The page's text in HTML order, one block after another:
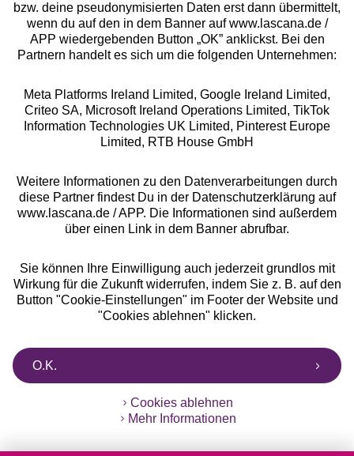
Rechtliches
Alle Preise inkl. MwSt., zzgl.
Versandkosten
** Bonität vorausgesetzt, berechtigt zur Bonitätsprüfung
bzw. deine pseudonymisierten Daten erst dann übermittelt,
wenn du auf den in dem Banner auf www.lascana.de /
APP wiedergebenden Button „OK” anklickst. Bei den
Partnern handelt es sich um die folgenden Unternehmen:
Meta Platforms Ireland Limited, Google Ireland Limited,
Criteo SA, Microsoft Ireland Operations Limited, TikTok
Information Technologies UK Limited, Pinterest Europe
Limited, RTB House GmbH
Weitere Informationen zu den Datenverarbeitungen durch
diese Partner findest Du in der Datenschutzerklärung auf
www.lascana.de / APP. Die Informationen sind außerdem
über einen Link in dem Banner abrufbar.
Sie können Ihre Einwilligung auch jederzeit grundlos mit
Wirkung für die Zukunft widerrufen, indem Sie z. B. auf den
Button "Cookie-Einstellungen" im Footer der Website und
"Cookies ablehnen" klicken.
O.K.
Cookies ablehnen
Mehr Informationen